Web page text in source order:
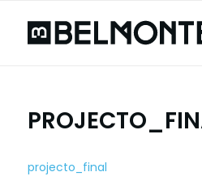
projecto_final